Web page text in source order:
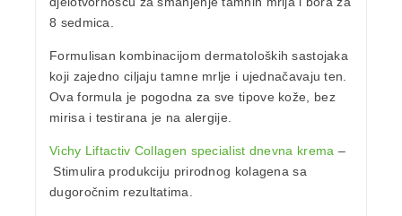
8 sedmica
Formulisan kombinacijom dermatoloških sastojaka
koji zajedno ciljaju tamne mrlje i ujednačavaju ten.
Ova formula je pogodna za sve tipove kože , bez
mirisa i testirana je na alergije.
Vichy Liftactiv Collagen specialist dnevna krema –
Stimulira produkciju prirodnog kolagena sa
dugoročnim rezultatima.